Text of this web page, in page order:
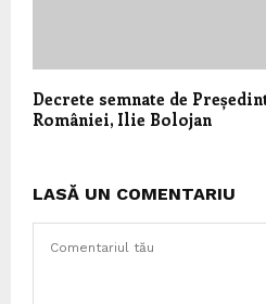
Decrete semnate de
României, Ilie Bolojan
LASĂ UN COMENTARIU